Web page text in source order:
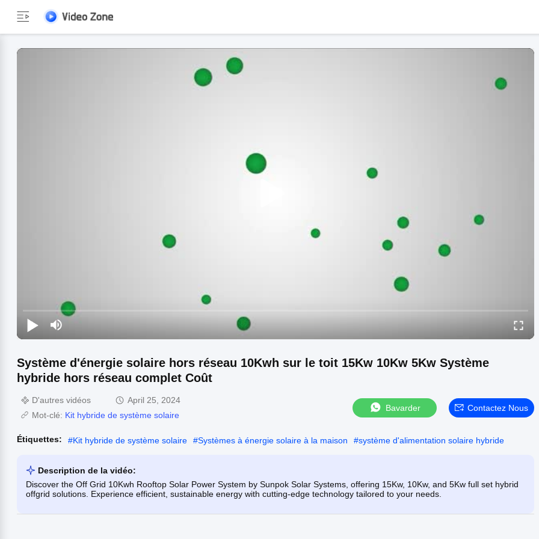
Système d'énergie solaire hors réseau 10Kwh sur le toit 15Kw 10Kw 5Kw Système
hybride hors réseau complet Coût
D'autres vidéos
April 25, 2024
Mot-clé: Kit hybride de système solaire
Bavarder Contactez Nous
Étiquettes: #Kit hybride de système solaire #Systèmes à énergie solaire à la maison #système d'alimentation solaire hybride
Description de la vidéo:
Discover the Off Grid 10Kwh Rooftop Solar Power System by Sunpok Solar Systems, offering 15Kw, 10Kw, and 5Kw full set hybrid
offgrid solutions. Experience efficient, sustainable energy with cutting-edge technology tailored to your needs.